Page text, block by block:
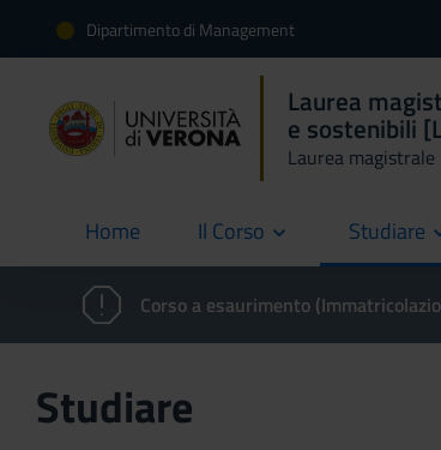
Dipartimento di Management
Laurea
e sostenibili
Laurea magistrale
Home
current Il Corso Studiare
Corso a esaurimento
Studiare